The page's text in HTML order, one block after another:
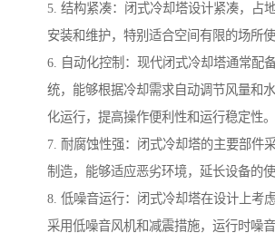
5. 结构紧凑：闭式冷却塔设计紧凑，占
安装和维护，特别适合空间有限的场所使
6. 自动化控制：现代闭式冷却塔通常配
统，能够根据冷却需求自动调节风量和
化运行，提高操作便利性和运行稳定性。
7. 耐腐蚀性强：闭式冷却塔的主要部件
制造，能够适应恶劣环境，延长设备的使
8. 低噪音运行：闭式冷却塔在设计上考
采用低噪音风机和减震措施，运行时噪